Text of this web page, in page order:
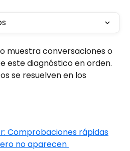
muestra conversaciones o
este diagnóstico en orden.
se resuelven en los
Comprobaciones rápidas
no aparecen